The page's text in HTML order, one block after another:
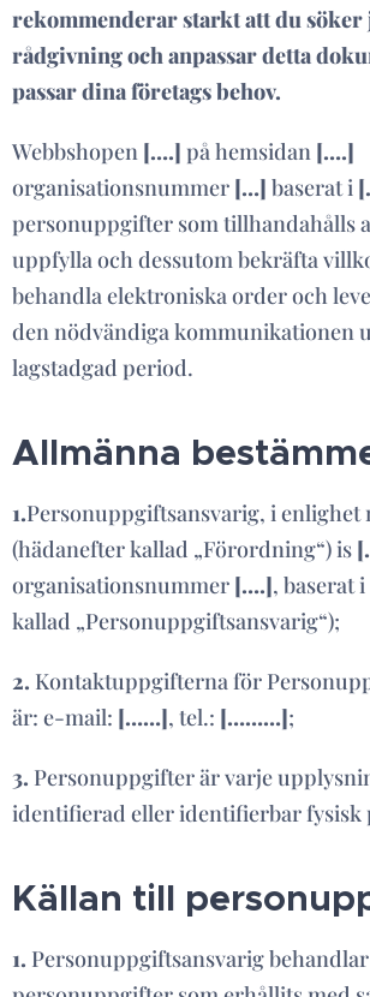
rekommenderar starkt att du
rådgivning och anpassar detta
passar dina företags behov.
Webbshopen [….] på hemsidan [….]
organisationsnummer […] baserat i
personuppgifter som tillhandahålls
uppfylla och dessutom bekräfta
behandla elektroniska order och
den nödvändiga kommunikationen
lagstadgad period.
Allmänna
1.Personuppgiftsansvarig, i enlighet
(hädanefter kallad „Förordning“) is
organisationsnummer [….], baserat i
kallad „Personuppgiftsansvarig“);
2. Kontaktuppgifterna för
är: e-mail: [……], tel.: [………];
3. Personuppgifter är varje
identifierad eller identifierbar fysisk
Källan till
1. Personuppgiftsansvarig behandlar